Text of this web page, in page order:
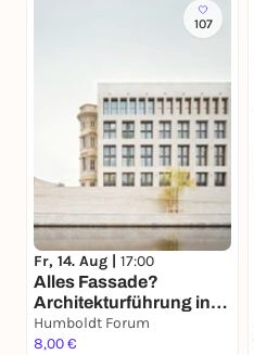
107
Fr, 14. Aug | 17:00
Alles Fassade?
Architekturführung in
deutscher Sprache
Humboldt Forum
8,00 €